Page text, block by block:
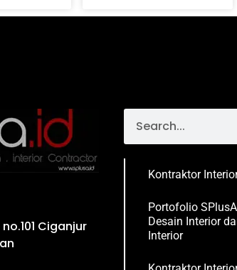
Ciganjur
Kontraktor
Portofolio
Desain Interior
Interior